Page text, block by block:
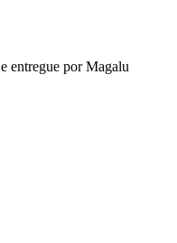
e entregue por Magalu